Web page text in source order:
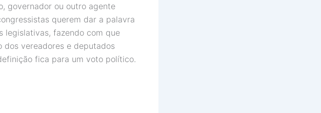
governador ou outro agente
querem dar a palavra
legislativas, fazendo com que
dos vereadores e deputados
fica para um voto político.